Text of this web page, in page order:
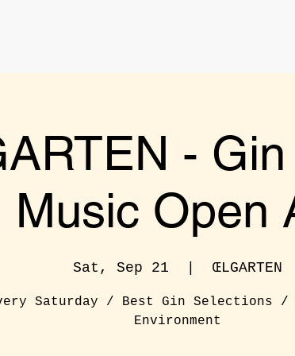
- Gin
Music Open
Sat, Sep 21 ŒLGARTEN
Saturday / Best Gin Selections /
Environment